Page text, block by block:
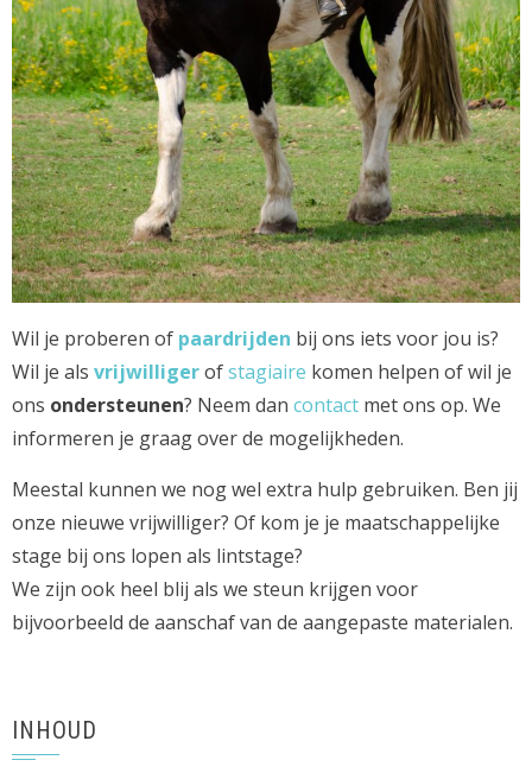
Wil je proberen of paardrijden bij ons iets voor jou is?
Wil je als vrijwilligerofstagiaire komen helpen of wil je
ons ondersteunen? Neem dan contact met ons op. We
informeren je graag over de mogelijkheden.
Meestal kunnen we nog wel extra hulp gebruiken. Ben jij
onze nieuwe vrijwilliger? Of kom je je maatschappelijke
stage bij ons lopen als lintstage?
We zijn ook heel blij als we steun krijgen voor
bijvoorbeeld de aanschaf van de aangepaste materialen.
INHOUD